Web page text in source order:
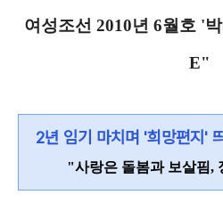
여성조선 2010년 6월호 '
E"
2년 임기 마치며 '희망편지'
"사랑은 돌봄과 보살핌,